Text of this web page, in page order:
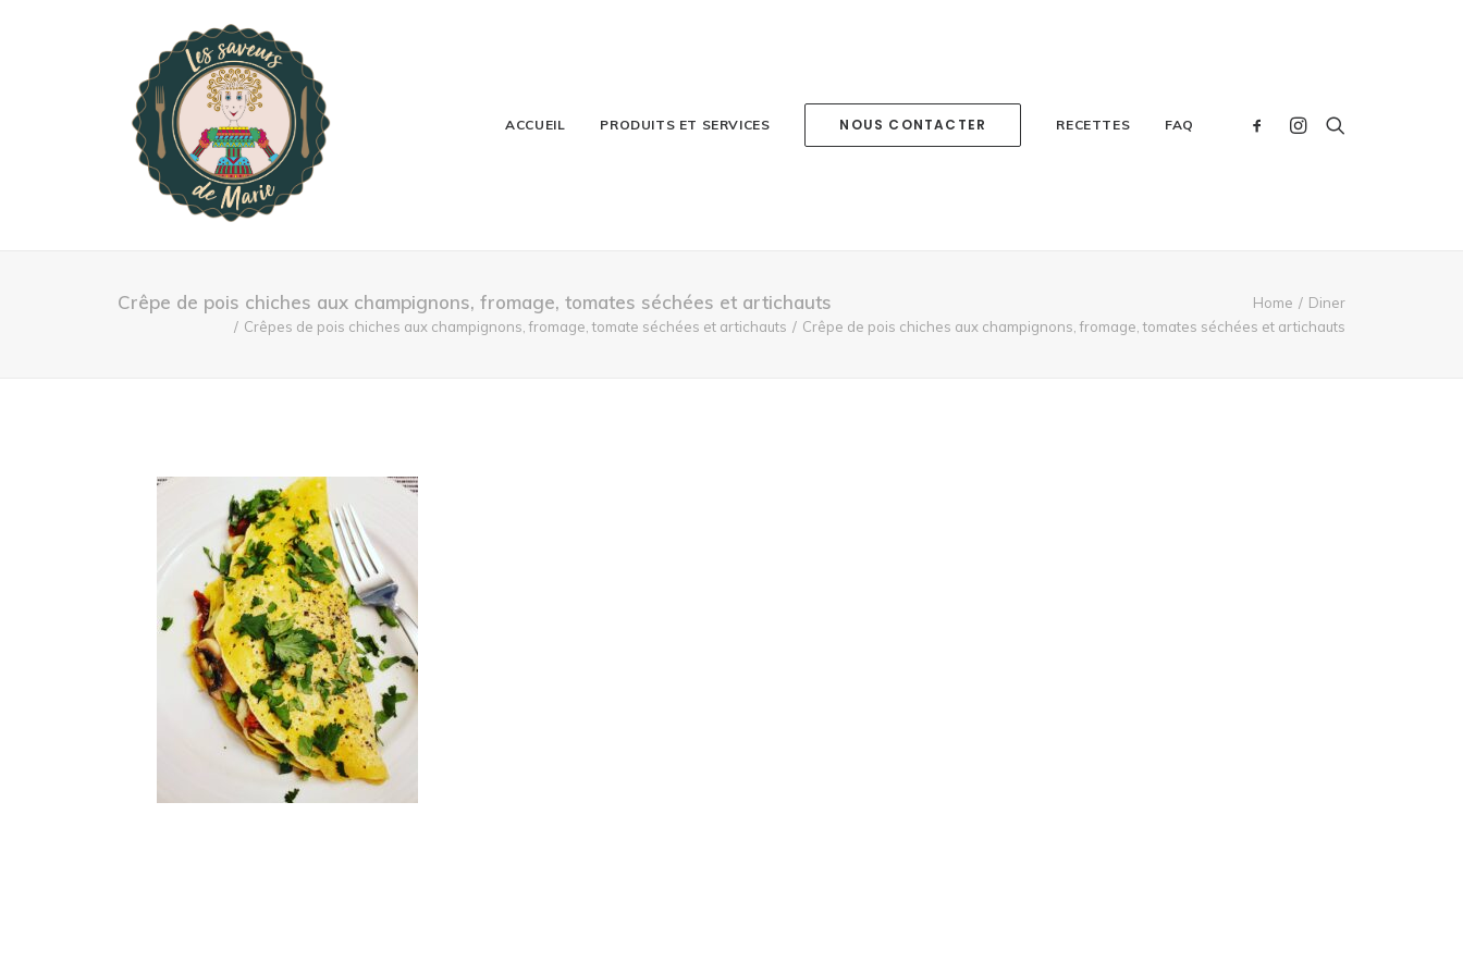
ACCUEIL PRODUITS ET SERVICES NOUS CONTACTER RECETTES FAQ
Crêpe de pois chiches aux champignons, fromage, tomates séchées et artichauts Home
Diner
Crêpes de pois chiches aux champignons, fromage, tomate séchées et artichauts
Crêpe de pois chiches aux champignons, fromage, tomates séchées et artichauts